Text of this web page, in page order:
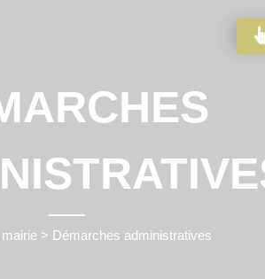
> Démarches administratives